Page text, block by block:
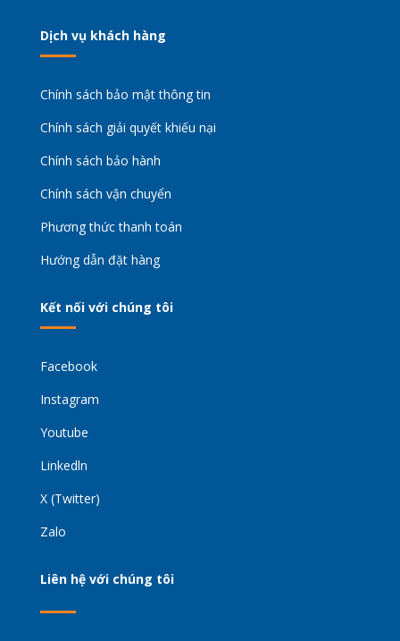
Dịch vụ khách hàng
Chính sách bảo mật thông tin
Chính sách giải quyết khiếu nại
Chính sách bảo hành
Chính sách vận chuyển
Phương thức thanh toán
Hướng dẫn đặt hàng
Kết nối với chúng tôi
Facebook
Instagram
Youtube
Linkedln
X (Twitter)
Zalo
Liên hệ với chúng tôi